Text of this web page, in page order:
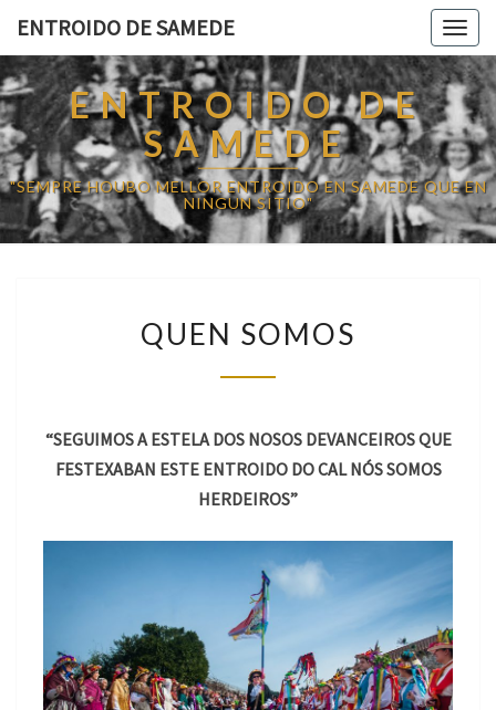
ENTROIDO DE SAMEDE
ENTROIDO DE
SAMEDE
"SEMPRE HOUBO MELLOR ENTROIDO EN SAMEDE QUE EN
NINGUN SITIO"
U
N
O
O
S
QUEN SOMOS
“SEGUIMOS A ESTELA DOS NOSOS DEVANCEIROS QUE
FESTEXABAN ESTE ENTROIDO DO CAL NÓS SOMOS
HERDEIROS”